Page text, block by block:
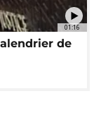
01:16
de